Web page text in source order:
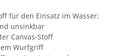
für den Einsatz im Wasser:
unsinkbar
Canvas-Stoff
Wurfgriff